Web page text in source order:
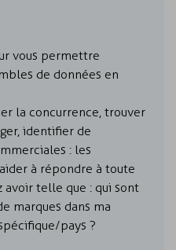
vous permettre
de données en
la concurrence, trouver
identifier de
: les
à répondre à toute
avoir telle que : qui sont
marques dans ma
pays ?